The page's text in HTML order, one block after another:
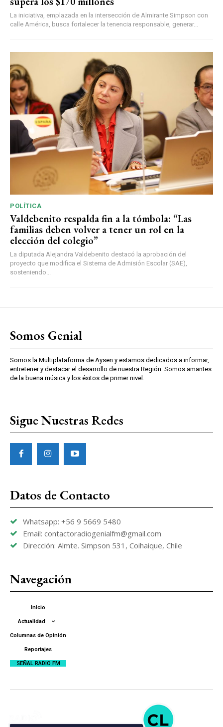
La iniciativa, emplazada en la intersección de Almirante Simpson con
calle América, busca fortalecer la tenencia responsable, generar...
POLÍTICA
Valdebenito respalda fin a la tómbola: “Las
familias deben volver a tener un rol en la
elección del colegio”
La diputada Alejandra Valdebenito destacó la aprobación del
proyecto que modifica el Sistema de Admisión Escolar (SAE),
sosteniendo...
Somos Genial
Somos la Multiplataforma de Aysen y estamos dedicados a informar,
entretener y destacar el desarrollo de nuestra Región. Somos amantes
de la buena música y los éxitos de primer nivel.
Sigue Nuestras Redes
Datos de Contacto
Whatsapp: +56 9 5669 5480
Email: contactoradiogenialfm@gmail.com
Dirección: Almte. Simpson 531, Coihaique, Chile
Navegación
Inicio
Actualidad
Columnas de Opinión
Reportajes
SEÑAL RADIO FM